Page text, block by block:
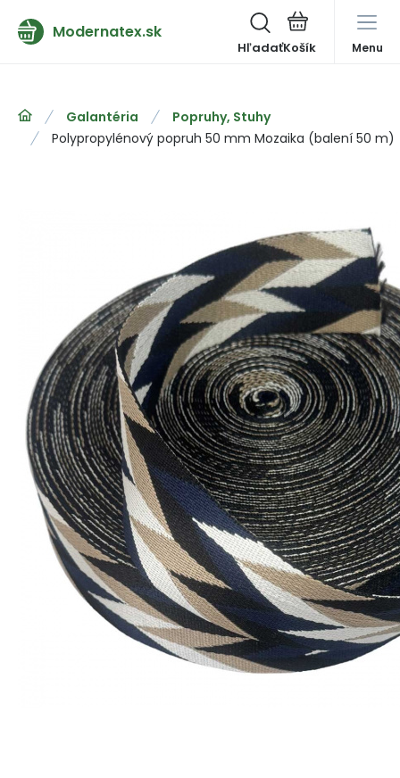
Modernatex.sk
Hľadať Menu
Galantéria
Popruhy, Stuhy
Polypropylénový popruh 50 mm Mozaika (balení 50 m)